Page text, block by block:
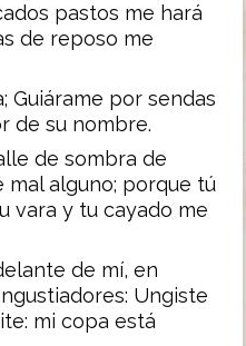
pastos me hará
de reposo me
Guiárame por sendas
de su nombre.
de sombra de
alguno; porque tú
vara y tu cayado me
de mí, en
Ungiste
mi copa está